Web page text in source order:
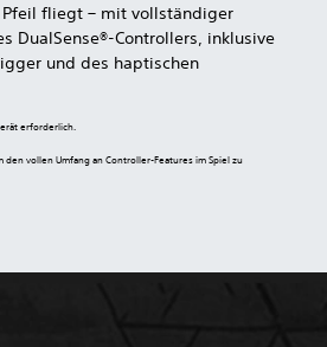
fliegt – mit vollständiger
DualSense®-Controllers, inklusive
und des haptischen
erforderlich.
vollen Umfang an Controller-Features im Spiel zu